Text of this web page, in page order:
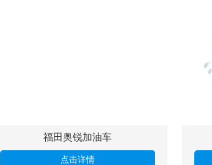
福田奥锐加油车
点击详情